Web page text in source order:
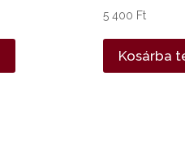
5 400 Ft
Kosárba